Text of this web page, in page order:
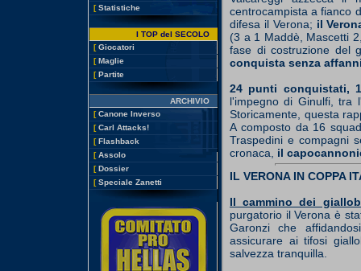
[ Statistiche
I TOP del SECOLO
[ Giocatori
[ Maglie
[ Partite
ARCHIVIO
[ Canone Inverso
[ Carl Attacks!
[ Flashback
[ Assolo
[ Dossier
[ Speciale Zanetti
centrocampista a fianco
difesa il Verona; il
(3 a 1 Maddè, Mascetti
fase di costruzione del
conquista senza
24 punti conquistati,
l'impegno di Ginulfi, tra
Storicamente, questa
A composto da 16
Traspedini e compagni
cronaca, il
IL VERONA IN COPPA
Il cammino dei
purgatorio il Verona è
Garonzi che
assicurare ai tifosi
salvezza tranquilla.